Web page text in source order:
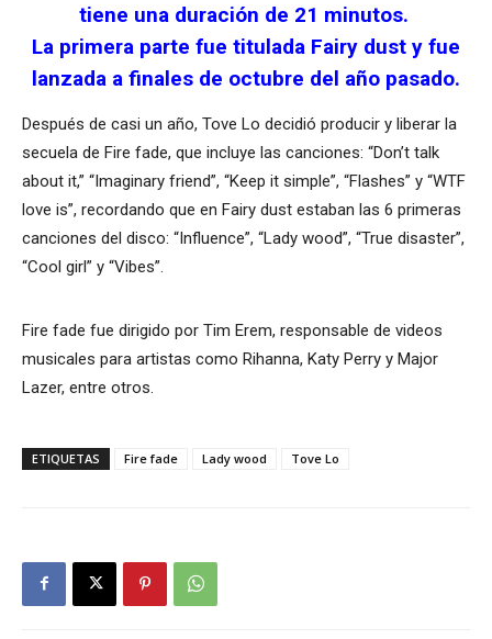
tiene una duración de 21 minutos.
La primera parte fue titulada Fairy dust y fue
lanzada a finales de octubre del año pasado.
Después de casi un año, Tove Lo decidió producir y liberar la
secuela de Fire fade, que incluye las canciones: “Don’t talk
about it,” “Imaginary friend”, “Keep it simple”, “Flashes” y “WTF
love is”, recordando que en Fairy dust estaban las 6 primeras
canciones del disco: “Influence”, “Lady wood”, “True disaster”,
“Cool girl” y “Vibes”.
Fire fade fue dirigido por Tim Erem, responsable de videos
musicales para artistas como Rihanna, Katy Perry y Major
Lazer, entre otros.
ETIQUETAS Fire fade Lady wood Tove Lo